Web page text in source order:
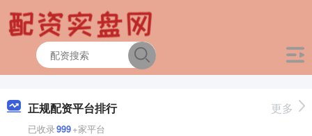
正规配资平台排行
已收录999+家平台
更多